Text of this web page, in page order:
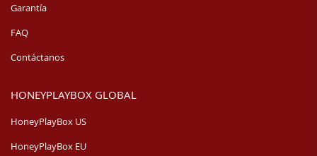
Garantía
FAQ
Contáctanos
HONEYPLAYBOX GLOBAL
HoneyPlayBox US
HoneyPlayBox EU